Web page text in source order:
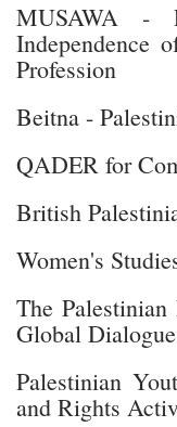
MUSAWA -
Independence
Profession
Beitna -
QADER for
British
Women's
The
Global
Palestinian
and Rights